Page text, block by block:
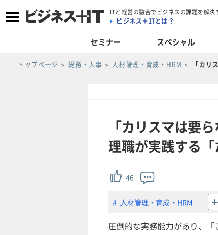
ITと経営の融合でビジネスの課題を解決
ビジネス＋ITとは？
セミナー スペシャル
トップページ 総務・人事 人材管理・育成・HRM 「カリ
「カリスマは要
理職が実践する「
46
人材管理・育成・HRM
圧倒的な実務能力があり、